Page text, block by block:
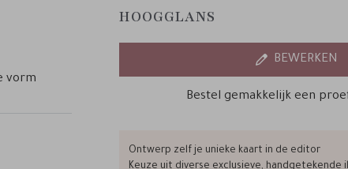
vorm
HOOGGLANS
BEWERKEN
Bestel gemakkelijk een
Ontwerp zelf je unieke kaart in de editor
Keuze uit diverse exclusieve, handgetekende